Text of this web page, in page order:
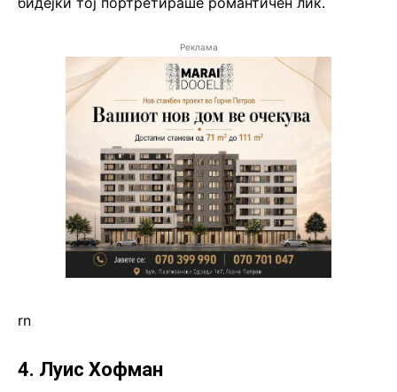
Реклама
rn
4. Луис Хофман